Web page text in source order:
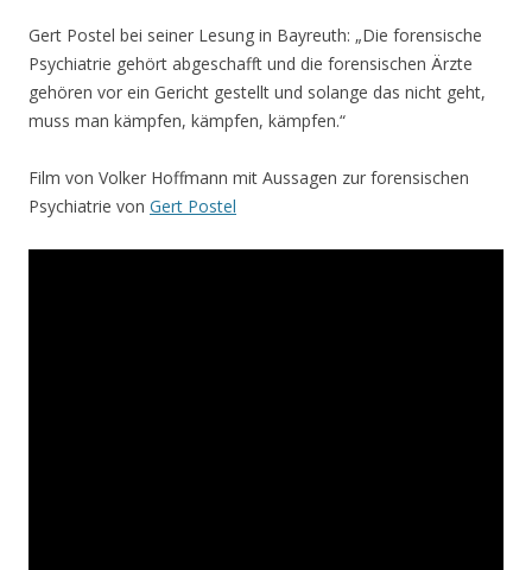
Gert Postel bei seiner Lesung in Bayreuth: „Die forensische
Psychiatrie gehört abgeschafft und die forensischen Ärzte
gehören vor ein Gericht gestellt und solange das nicht geht,
muss man kämpfen, kämpfen, kämpfen.“
Film von Volker Hoffmann mit Aussagen zur forensischen
Psychiatrie von Gert Postel